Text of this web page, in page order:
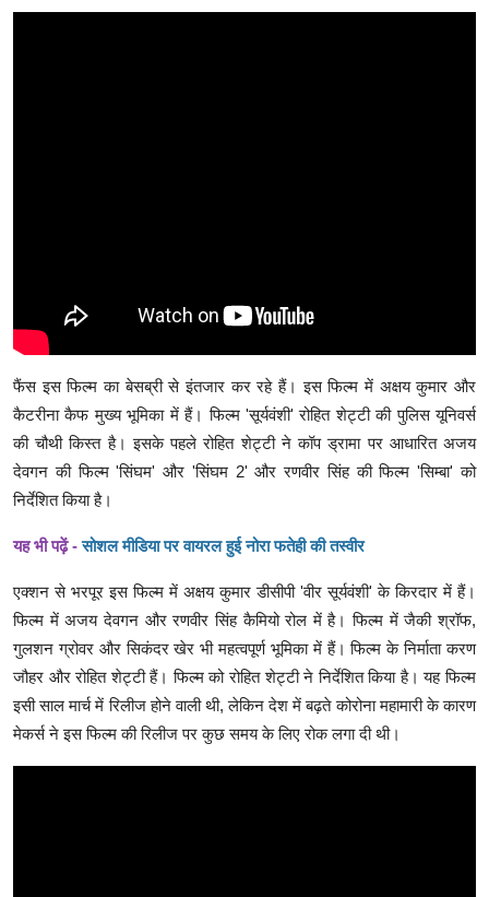
फैंस इस फिल्म का बेसब्री से इंतजार कर रहे हैं। इस फिल्म में अक्षय कुमार और
कैटरीना कैफ मुख्य भूमिका में हैं। फिल्म 'सूर्यवंशी' रोहित शेट्टी की पुलिस यूनिवर्स
की चौथी किस्त है। इसके पहले रोहित शेट्टी ने कॉप ड्रामा पर आधारित अजय
देवगन की फिल्म 'सिंघम' और 'सिंघम 2' और रणवीर सिंह की फिल्म 'सिम्बा' को
निर्देशित किया है।
यह भी पढ़ें - सोशल मीडिया पर वायरल हुई नोरा फतेही की तस्वीर
एक्शन से भरपूर इस फिल्म में अक्षय कुमार डीसीपी 'वीर सूर्यवंशी' के किरदार में हैं।
फिल्म में अजय देवगन और रणवीर सिंह कैमियो रोल में है। फिल्म में जैकी श्रॉफ,
गुलशन ग्रोवर और सिकंदर खेर भी महत्वपूर्ण भूमिका में हैं। फिल्म के निर्माता करण
जौहर और रोहित शेट्टी हैं। फिल्म को रोहित शेट्टी ने निर्देशित किया है। यह फिल्म
इसी साल मार्च में रिलीज होने वाली थी, लेकिन देश में बढ़ते कोरोना महामारी के कारण
मेकर्स ने इस फिल्म की रिलीज पर कुछ समय के लिए रोक लगा दी थी।